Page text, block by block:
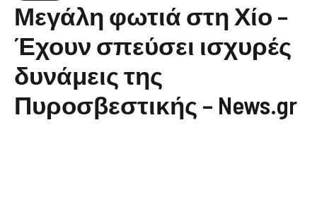
Μεγάλη φωτιά στη Χίο –
Έχουν σπεύσει ισχυρές
δυνάμεις της
Πυροσβεστικής – News.gr